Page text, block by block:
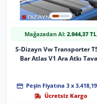
Mağazadan Al:2.944,37 TL
S-Dizayn Vw Transporter
Bar Atlas V1 Ara Atkı
Peşin Fiyatına 3 x
Ücretsiz Kargo